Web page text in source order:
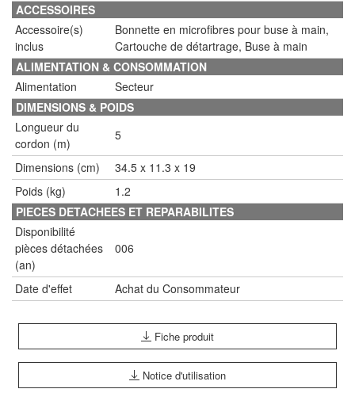
ACCESSOIRES
Accessoire(s)
inclus
Bonnette en microfibres pour buse à main,
Cartouche de détartrage, Buse à main
ALIMENTATION & CONSOMMATION
Alimentation
Secteur
DIMENSIONS & POIDS
Longueur du
cordon (m)
5
Dimensions (cm)
34.5 x 11.3 x 19
Poids (kg)
1.2
PIECES DETACHEES ET REPARABILITES
Disponibilité
pièces détachées
(an)
006
Date d'effet Achat du Consommateur
Fiche produit
Notice d'utilisation